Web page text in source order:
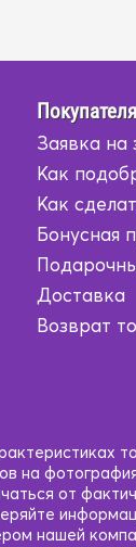
Заявка на
Как
Как
Бонусная
Доставка
Возврат
на
от
нашей